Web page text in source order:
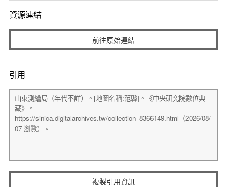
資源連結
前往原始連結
引用
複製引用資訊